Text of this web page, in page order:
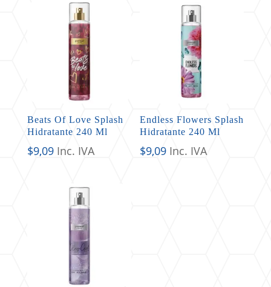
Beats Of Love Splash
Hidratante 240 Ml
$9,09 Inc. IVA
Endless Flowers Splash
Hidratante 240 Ml
$9,09 Inc. IVA